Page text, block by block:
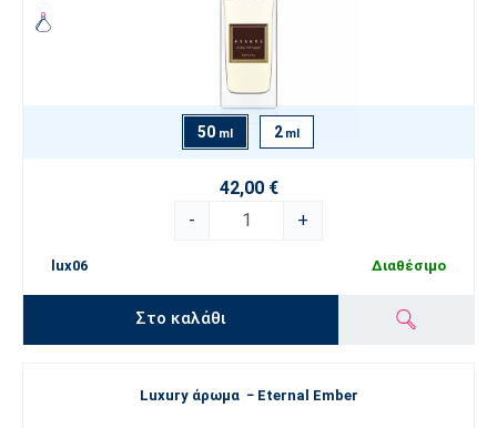
50 ml 2 ml
42,00 €
-
+
lux06 Διαθέσιμο
Στο καλάθι
Luxury άρωμα − Eternal Ember